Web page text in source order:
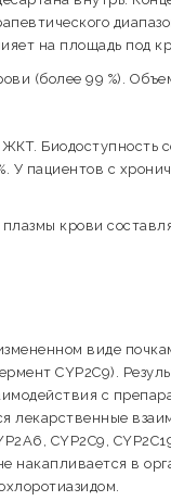
на площадь под
(более 99 %).
ЖКТ.
У пациентов с
крови
виде
CYP2C9).
с
CYP2C9,
накапливается в